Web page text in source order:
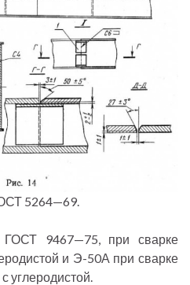
5264—69.
ГОСТ 9467—75, при сварке
и Э-50А при сварке
углеродистой.